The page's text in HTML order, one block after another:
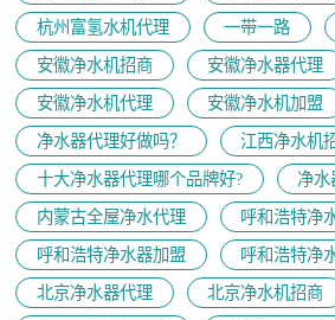
杭州富氢水机代理
一带一路
安徽净水机招商
安徽净水器代理
安徽净水机代理
安徽净水机加盟
净水器代理好做吗？
江西净水机
十大净水器代理哪个品牌好?
净水
内蒙古全屋净水代理
呼和浩特净
呼和浩特净水器加盟
呼和浩特净
北京净水器代理
北京净水机招商